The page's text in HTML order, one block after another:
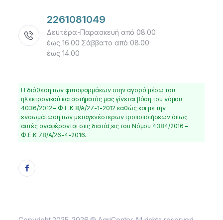
2261081049
Δευτέρα-Παρασκευή από 08.00
έως 16.00 Σάββατο από 08.00
έως 14.00
Η διάθεση των φυτοφαρμάκων στην αγορά μέσω του
ηλεκτρονικού καταστήματός μας γίνεται βάση του νόμου
4036/2012 – Φ.Ε.Κ 8/Α/27-1-2012 καθώς και με την
ενσωμάτωση των μεταγενέστερων τροποποιήσεων όπως
αυτές αναφέρονται στις διατάξεις του Νόμου 4384/2016 –
Φ.Ε.Κ 78/Α/26-4-2016.